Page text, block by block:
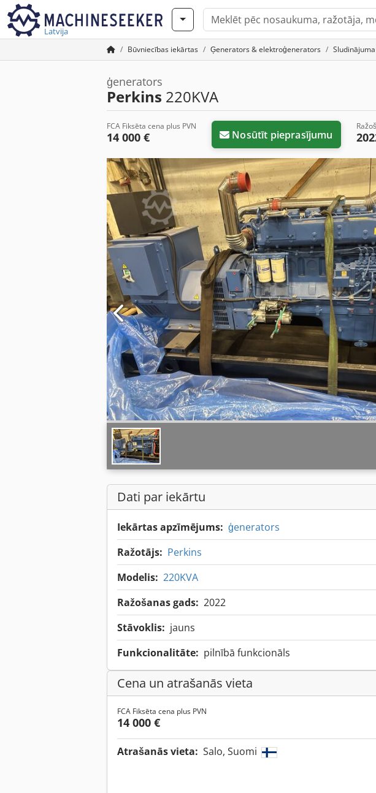
Latvija
Būvniecības iekārtas Ģenerators & elektroģenerators
ģenerators
Perkins 220KVA
FCA Fiksēta cena plus PVN
14 000 € Nosūtīt pieprasījumu
Dati par iekārtu
Iekārtas apzīmējums: ģenerators
Ražotājs: Perkins
Modelis: 220KVA
Ražošanas gads: 2022
Stāvoklis: jauns
Funkcionalitāte: pilnībā funkcionāls
Cena un atrašanās vieta
FCA Fiksēta cena plus PVN
14 000 €
Atrašanās vieta: Salo, Suomi